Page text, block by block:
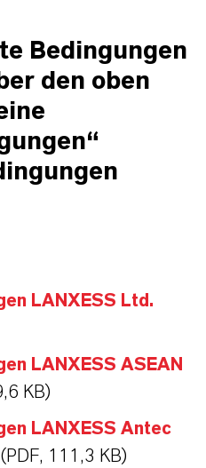
Bedingungen
den oben
LANXESS Ltd.
LANXESS ASEAN
KB)
LANXESS Antec
(PDF, 111,3 KB)